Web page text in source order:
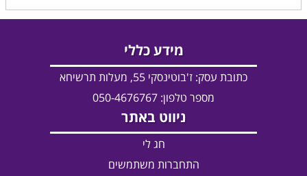
מידע כללי
כתובת עסק: ז'בוטינסקי 55, מעלות תרשיחא
מספר טלפון: 050-4676767
ניווט באתר
חג לי
התחברות משתמשים